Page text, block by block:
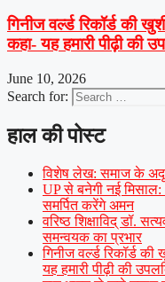
गिनीज वर्ल्ड रिकॉर्ड की
कहा- यह हमारी पीढ़ी की
June 10, 2026
Search for:
हाल की पोस्ट
विशेष लेख: समाज के
UP से बनेगी नई मिसाल:
समर्पित करेंगे अमन
वरिष्ठ शिक्षाविद् डॉ.
समन्वयक का प्रभार
गिनीज वर्ल्ड रिकॉर्ड
यह हमारी पीढ़ी की